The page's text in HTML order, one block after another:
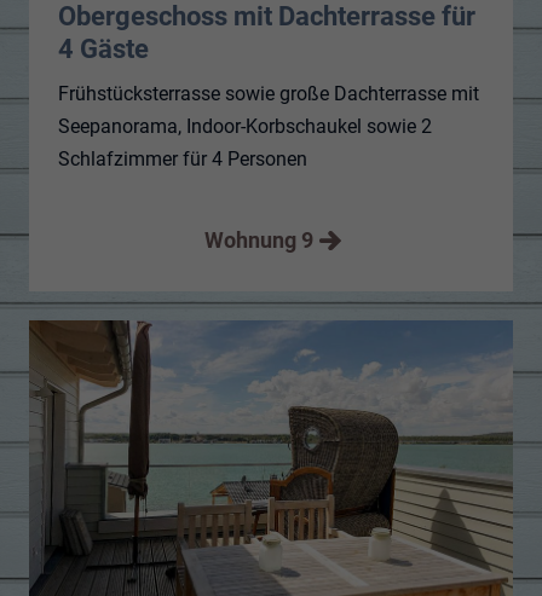
Obergeschoss mit Dachterrasse für
4 Gäste
Frühstücksterrasse sowie große Dachterrasse mit
Seepanorama, Indoor-Korbschaukel sowie 2
Schlafzimmer für 4 Personen
Wohnung 9